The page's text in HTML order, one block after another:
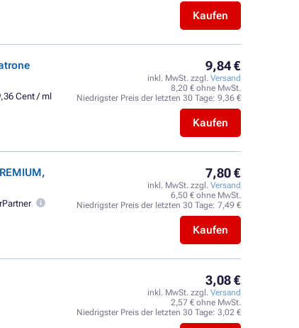
Kaufen
Cent / ml
9,84 €
inkl. MwSt. zzgl. Versand
8,20 € ohne MwSt.
Niedrigster Preis der letzten 30 Tage: 9,36 €
Kaufen
7,80 €
inkl. MwSt. zzgl. Versand
6,50 € ohne MwSt.
Niedrigster Preis der letzten 30 Tage: 7,49 €
Kaufen
3,08 €
inkl. MwSt. zzgl. Versand
2,57 € ohne MwSt.
Niedrigster Preis der letzten 30 Tage: 3,02 €